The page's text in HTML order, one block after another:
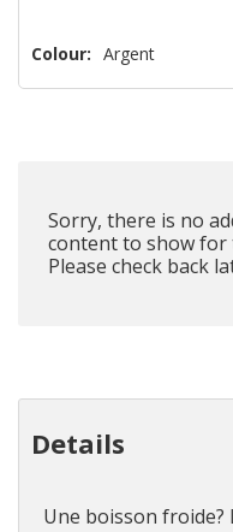
Colour: Argent
Sorry, there is no
content to show for
Please check back
Details
Une boisson